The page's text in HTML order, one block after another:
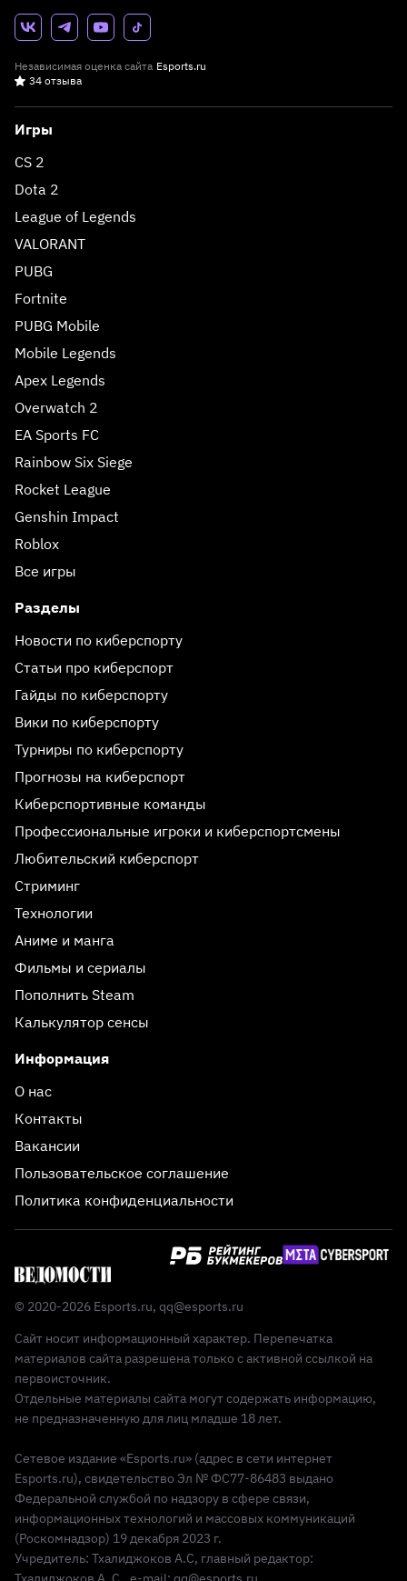
Независимая оценка сайта Esports.ru
34 отзыва
Игры
CS 2
Dota 2
League of Legends
VALORANT
PUBG
Fortnite
PUBG Mobile
Mobile Legends
Apex Legends
Overwatch 2
EA Sports FC
Rainbow Six Siege
Rocket League
Genshin Impact
Roblox
Все игры
Разделы
Новости по киберспорту
Статьи про киберспорт
Гайды по киберспорту
Вики по киберспорту
Турниры по киберспорту
Прогнозы на киберспорт
Киберспортивные команды
Профессиональные игроки и киберспортсмены
Любительский киберспорт
Стриминг
Технологии
Аниме и манга
Фильмы и сериалы
Пополнить Steam
Калькулятор сенсы
Информация
О нас
Контакты
Вакансии
Пользовательское соглашение
Политика конфиденциальности
© 2020-2026 Esports.ru, qq@esports.ru
Сайт носит информационный характер. Перепечатка
материалов сайта разрешена только с активной ссылкой на
первоисточник.
Отдельные материалы сайта могут содержать информацию,
не предназначенную для лиц младше 18 лет.
Сетевое издание «Esports.ru» (адрес в сети интернет
Esports.ru), свидетельство Эл № ФС77-86483 выдано
Федеральной службой по надзору в сфере связи,
информационных технологий и массовых коммуникаций
(Роскомнадзор) 19 декабря 2023 г.
Учредитель: Тхалиджоков А.С, главный редактор: